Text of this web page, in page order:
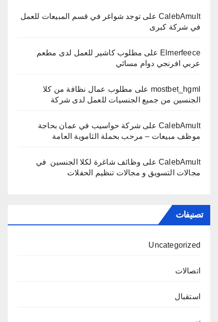
CalebAmult على توجد شواغر في قسم المبيعات للعمل
في شركة كبرى
Elmerfeece على مطلوب كاشير للعمل لدى مطعم
عربي افرنجي دوام مسائي
mostbet_hgml على مطلوب عمال نظافة من كلا
الجنسين من جميع الجنسيات للعمل لدى شركة
CalebAmult على شركة حواسيب في عمان بحاجة
موظف مبيعات – مرحب بحملة الثاموية العامة
CalebAmult على وظائف شاغرة لكلا الجنسين في
مجالات التسويق و مجالات تنظيم الحفلات
تصنيفات
Uncategorized
اتصالات
استقبال